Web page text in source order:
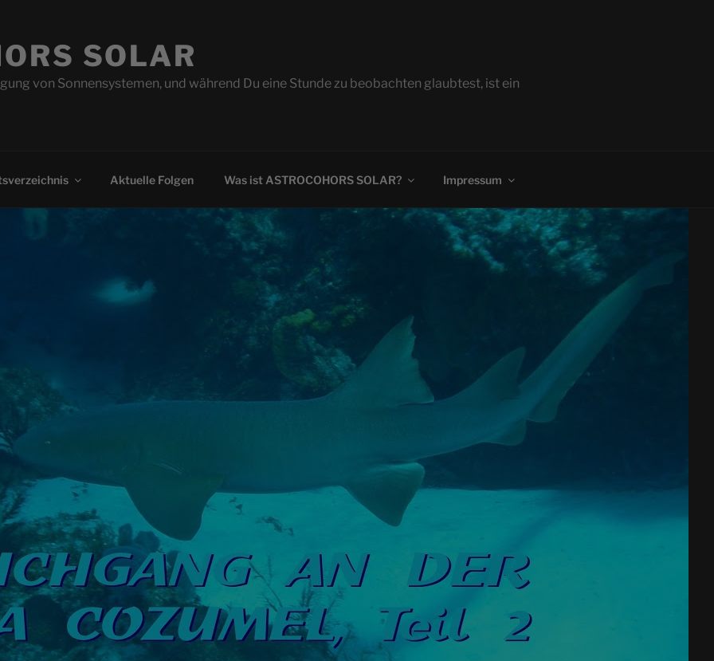
SOLAR
von Sonnensystemen, und während Du eine Stunde zu beobachten glaubtest, ist ein
Aktuelle Folgen Was ist ASTROCOHORS SOLAR? Impressum